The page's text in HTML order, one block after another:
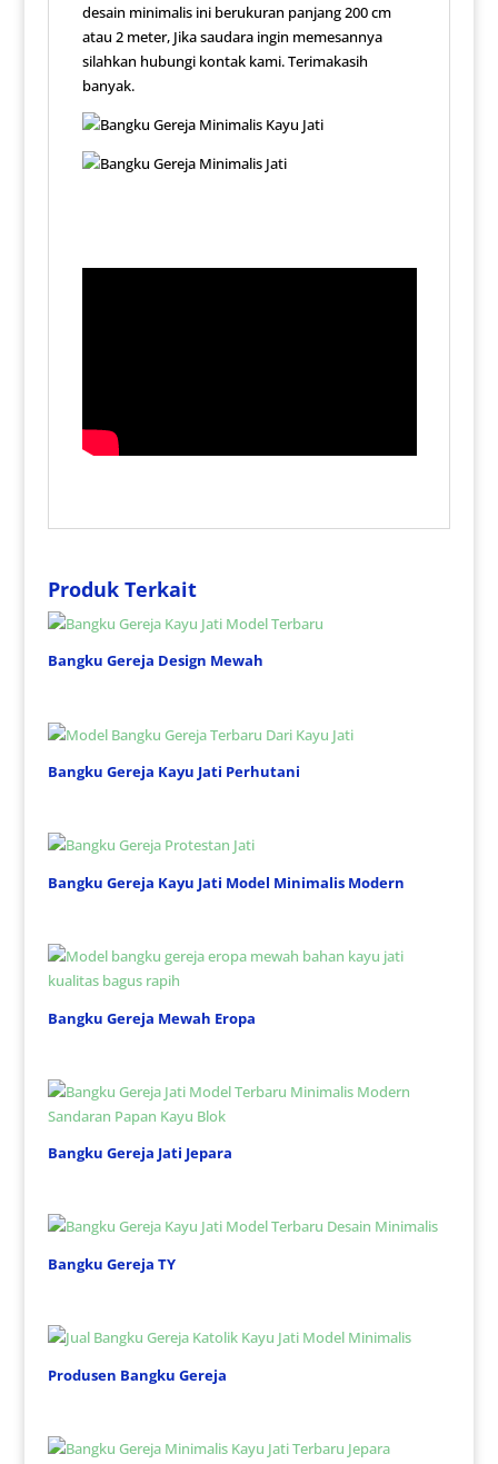
desain minimalis ini berukuran panjang 200 cm
atau 2 meter, Jika saudara ingin memesannya
silahkan hubungi kontak kami. Terimakasih
banyak.
Produk Terkait
Bangku Gereja Design Mewah
Bangku Gereja Kayu Jati Perhutani
Bangku Gereja Kayu Jati Model Minimalis Modern
Bangku Gereja Mewah Eropa
Bangku Gereja Jati Jepara
Bangku Gereja TY
Produsen Bangku Gereja